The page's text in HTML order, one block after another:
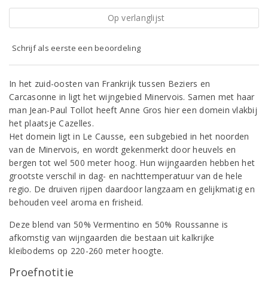
Op verlanglijst
Schrijf als eerste een beoordeling
In het zuid-oosten van Frankrijk tussen Beziers en
Carcasonne in ligt het wijngebied Minervois. Samen met haar
man Jean-Paul Tollot heeft Anne Gros hier een domein vlakbij
het plaatsje Cazelles.
Het domein ligt in Le Causse, een subgebied in het noorden
van de Minervois, en wordt gekenmerkt door heuvels en
bergen tot wel 500 meter hoog. Hun wijngaarden hebben het
grootste verschil in dag- en nachttemperatuur van de hele
regio. De druiven rijpen daardoor langzaam en gelijkmatig en
behouden veel aroma en frisheid.
Deze blend van 50% Vermentino en 50% Roussanne is
afkomstig van wijngaarden die bestaan uit kalkrijke
kleibodems op 220-260 meter hoogte.
Proefnotitie